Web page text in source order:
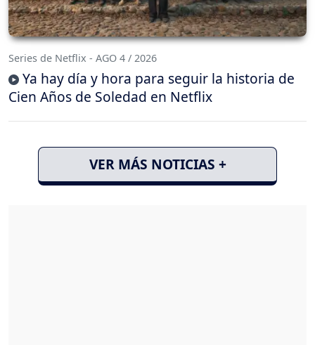
Series de Netflix - AGO 4 / 2026
Ya hay día y hora para seguir la historia de
Cien Años de Soledad en Netflix
VER MÁS NOTICIAS +